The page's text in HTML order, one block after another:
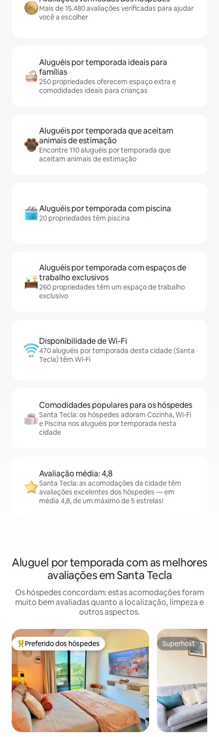
Mais de 15.480 avaliações verificadas para ajudar
você a escolher
Aluguéis por temporada ideais para
famílias
250 propriedades oferecem espaço extra e
comodidades ideais para crianças
Aluguéis por temporada que aceitam
animais de estimação
Encontre 110 aluguéis por temporada que
aceitam animais de estimação
Aluguéis por temporada com piscina
20 propriedades têm piscina
Aluguéis por temporada com espaços de
trabalho exclusivos
260 propriedades têm um espaço de trabalho
exclusivo
Disponibilidade de Wi-Fi
470 aluguéis por temporada desta cidade (Santa
Tecla) têm Wi-Fi
Comodidades populares para os hóspedes
Santa Tecla: os hóspedes adoram Cozinha, Wi-Fi
e Piscina nos aluguéis por temporada nesta
cidade
Avaliação média: 4,8
Santa Tecla: as acomodações da cidade têm
avaliações excelentes dos hóspedes — em
média 4,8, de um máximo de 5 estrelas!
Aluguel por temporada com as melhores
avaliações em Santa Tecla
Os hóspedes concordam: estas acomodações foram
muito bem avaliadas quanto a localização, limpeza e
outros aspectos.
Entre os melhores preferidos dos hóspedes
Preferido dos hóspedes Superhost
Superhost